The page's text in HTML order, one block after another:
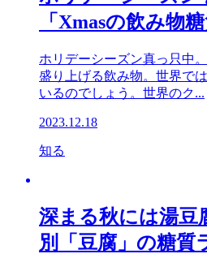
「Xmasの飲み物
ホリデーシーズン真っ只中
盛り上げる飲み物。世界で
いるのでしょう。世界のク...
2023.12.18
知る
深まる秋には湯豆
別「豆腐」の糖質